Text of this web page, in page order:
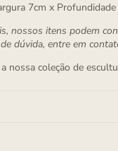
7cm x Profundidade
nossos itens podem
dúvida, entre em
nossa coleção de